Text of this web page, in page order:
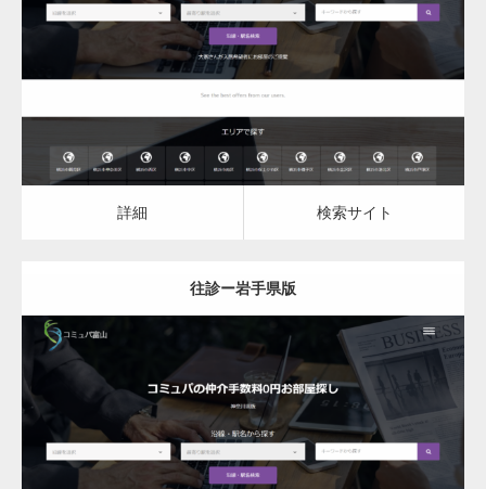
詳細 検索サイト
詳細 検索サイト
往診ー岩手県版
更新日： 2023.03.08